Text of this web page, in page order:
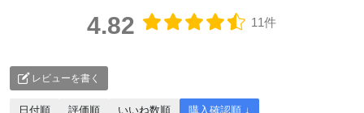
4.82 11件
レビューを書く
日付順 評価順 いいね数順
購入確認順 ↓